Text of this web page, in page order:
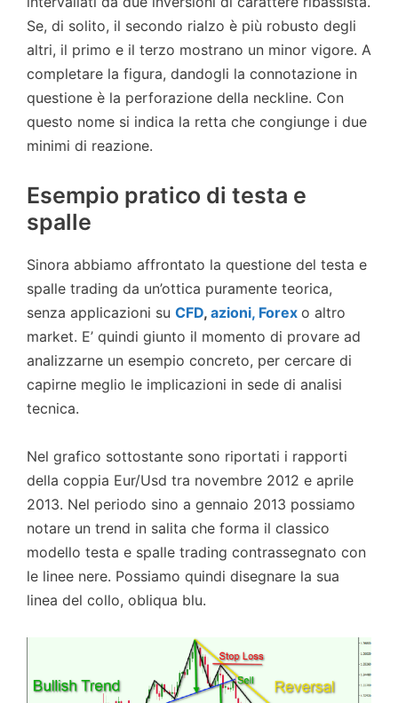
Se, di solito, il secondo rialzo è più robusto degli
altri, il primo e il terzo mostrano un minor vigore. A
completare la figura, dandogli la connotazione in
questione è la perforazione della neckline. Con
questo nome si indica la retta che congiunge i due
minimi di reazione.
Esempio pratico di testa e
spalle
Sinora abbiamo affrontato la questione del testa e
spalle trading da un’ottica puramente teorica,
senza applicazioni su CFD, azioni, Forex o altro
market. E’ quindi giunto il momento di provare ad
analizzarne un esempio concreto, per cercare di
capirne meglio le implicazioni in sede di analisi
tecnica.
Nel grafico sottostante sono riportati i rapporti
della coppia Eur/Usd tra novembre 2012 e aprile
2013. Nel periodo sino a gennaio 2013 possiamo
notare un trend in salita che forma il classico
modello testa e spalle trading contrassegnato con
le linee nere. Possiamo quindi disegnare la sua
linea del collo, obliqua blu.